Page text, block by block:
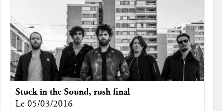
Stuck in the Sound, rush final
Le 05/03/2016